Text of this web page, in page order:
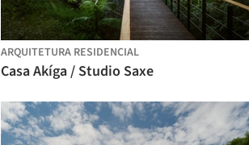
ARQUITETURA RESIDENCIAL
Casa Akíga / Studio Saxe